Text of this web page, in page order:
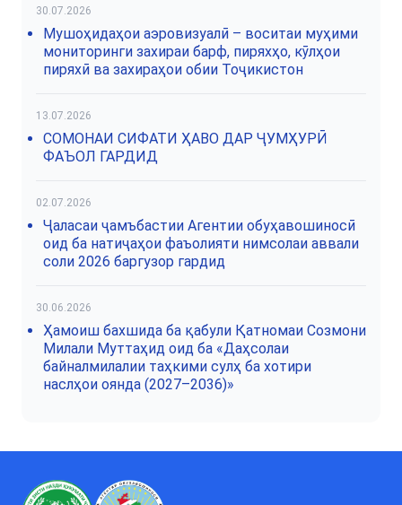
30.07.2026
Мушоҳидаҳои аэровизуалӣ – воситаи муҳими
мониторинги захираи барф, пиряхҳо, кӯлҳои
пиряхӣ ва захираҳои обии Тоҷикистон
13.07.2026
СОМОНАИ СИФАТИ ҲАВО ДАР ҶУМҲУРӢ
ФАЪОЛ ГАРДИД
02.07.2026
Ҷаласаи ҷамъбастии Агентии обуҳавошиносӣ
оид ба натиҷаҳои фаъолияти нимсолаи аввали
соли 2026 баргузор гардид
30.06.2026
Ҳамоиш бахшида ба қабули Қатномаи Созмони
Милали Муттаҳид оид ба «Даҳсолаи
байналмилалии таҳкими сулҳ ба хотири
наслҳои оянда (2027–2036)»